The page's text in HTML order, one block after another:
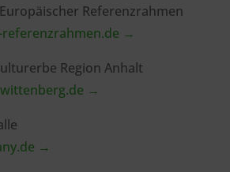
Referenzrahmen
→
Region Anhalt
→
→